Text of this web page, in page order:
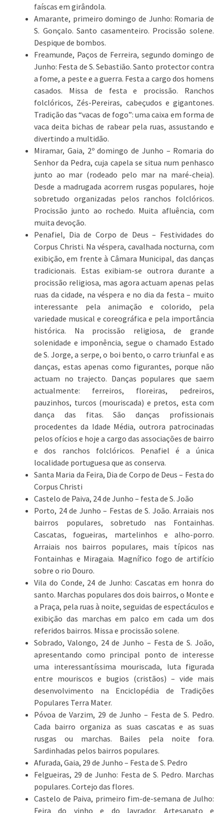
faíscas em girândola.
Amarante, primeiro domingo de Junho: Romaria de
S. Gonçalo. Santo casamenteiro. Procissão solene.
Despique de bombos.
Freamunde, Paços de Ferreira, segundo domingo de
Junho: Festa de S. Sebastião. Santo protector contra
a fome, a peste e a guerra. Festa a cargo dos homens
casados. Missa de festa e procissão. Ranchos
folclóricos, Zés-Pereiras, cabeçudos e gigantones.
Tradição das “vacas de fogo”: uma caixa em forma de
vaca deita bichas de rabear pela ruas, assustando e
divertindo a multidão.
Miramar, Gaia, 2º domingo de Junho – Romaria do
Senhor da Pedra, cuja capela se situa num penhasco
junto ao mar (rodeado pelo mar na maré-cheia).
Desde a madrugada acorrem rusgas populares, hoje
sobretudo organizadas pelos ranchos folclóricos.
Procissão junto ao rochedo. Muita afluência, com
muita devoção.
Penafiel, Dia de Corpo de Deus – Festividades do
Corpus Christi. Na véspera, cavalhada nocturna, com
exibição, em frente à Câmara Municipal, das danças
tradicionais. Estas exibiam-se outrora durante a
procissão religiosa, mas agora actuam apenas pelas
ruas da cidade, na véspera e no dia da festa – muito
interessante pela animação e colorido, pela
variedade musical e coreográfica e pela importância
histórica. Na procissão religiosa, de grande
solenidade e imponência, segue o chamado Estado
de S. Jorge, a serpe, o boi bento, o carro triunfal e as
danças, estas apenas como figurantes, porque não
actuam no trajecto. Danças populares que saem
actualmente: ferreiros, floreiras, pedreiros,
pauzinhos, turcos (mouriscada) e pretos, esta com
dança das fitas. São danças profissionais
procedentes da Idade Média, outrora patrocinadas
pelos ofícios e hoje a cargo das associações de bairro
e dos ranchos folclóricos. Penafiel é a única
localidade portuguesa que as conserva.
Santa Maria da Feira, Dia de Corpo de Deus – Festa do
Corpus Christi
Castelo de Paiva, 24 de Junho – festa de S. João
Porto, 24 de Junho – Festas de S. João. Arraiais nos
bairros populares, sobretudo nas Fontainhas.
Cascatas, fogueiras, martelinhos e alho-porro.
Arraiais nos bairros populares, mais típicos nas
Fontainhas e Miragaia. Magnífico fogo de artifício
sobre o rio Douro.
Vila do Conde, 24 de Junho: Cascatas em honra do
santo. Marchas populares dos dois bairros, o Monte e
a Praça, pela ruas à noite, seguidas de espectáculos e
exibição das marchas em palco em cada um dos
referidos bairros. Missa e procissão solene.
Sobrado, Valongo, 24 de Junho – Festa de S. João,
apresentando como principal ponto de interesse
uma interessantíssima mouriscada, luta figurada
entre mouriscos e bugios (cristãos) – vide mais
desenvolvimento na Enciclopédia de Tradições
Populares Terra Mater.
Póvoa de Varzim, 29 de Junho – Festa de S. Pedro.
Cada bairro organiza as suas cascatas e as suas
rusgas ou marchas. Bailes pela noite fora.
Sardinhadas pelos bairros populares.
Afurada, Gaia, 29 de Junho – Festa de S. Pedro
Felgueiras, 29 de Junho: Festa de S. Pedro. Marchas
populares. Cortejo das flores.
Castelo de Paiva, primeiro fim-de-semana de Julho:
Feira do vinho e do lavrador. Artesanato e